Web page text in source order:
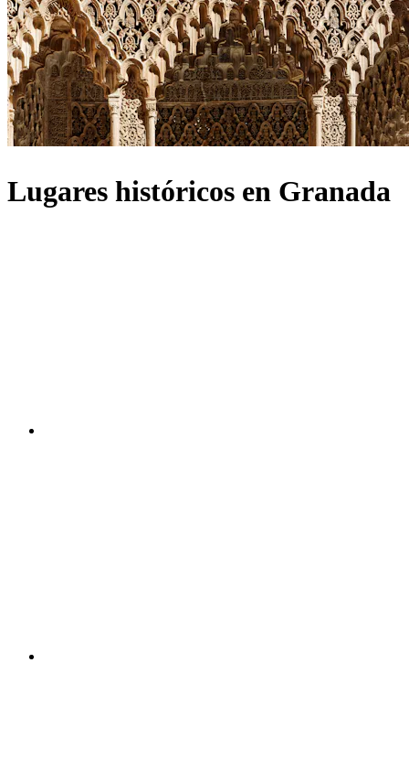
Lugares históricos en Granada